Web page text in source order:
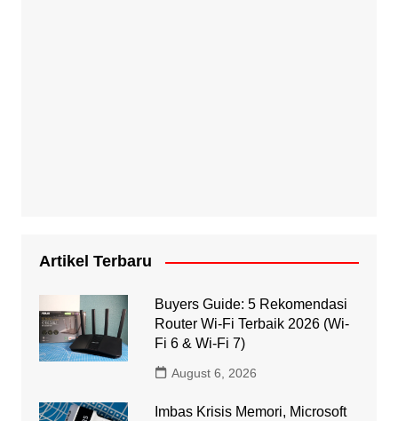
Artikel Terbaru
Buyers Guide: 5 Rekomendasi
Router Wi-Fi Terbaik 2026 (Wi-
Fi 6 & Wi-Fi 7)
August 6, 2026
Imbas Krisis Memori, Microsoft